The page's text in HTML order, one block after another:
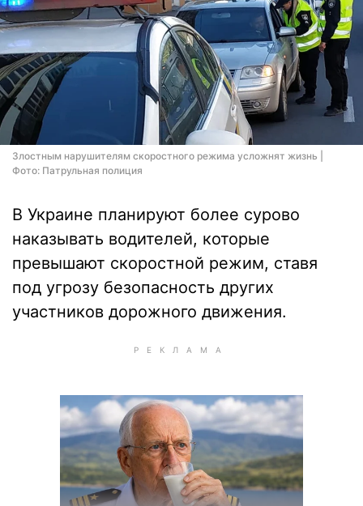
Злостным нарушителям скоростного режима усложнят жизнь |
Фото: Патрульная полиция
В Украине планируют более сурово
наказывать водителей, которые
превышают скоростной режим, ставя
под угрозу безопасность других
участников дорожного движения.